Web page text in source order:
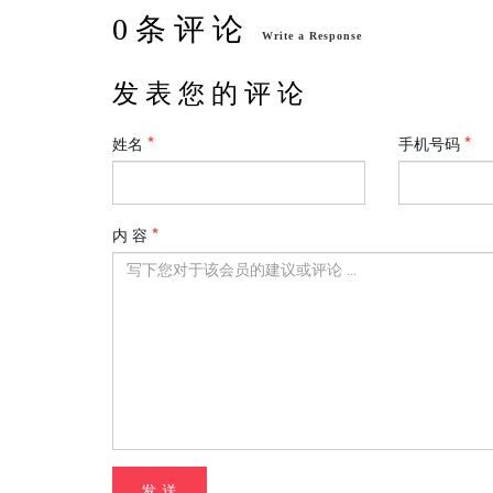
0 条 评 论 Write a Response
发 表 您 的 评 论
姓名 手机号码
内 容